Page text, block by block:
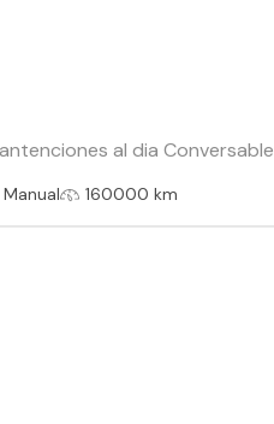
al dia Conversable
Manual 160000 km